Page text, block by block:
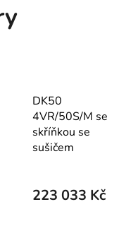
DK50
4VR/50S/M se
skříňkou se
sušičem
223 033 Kč